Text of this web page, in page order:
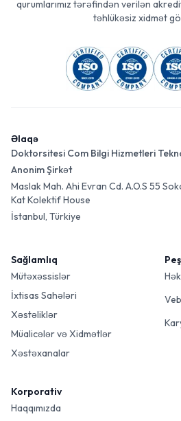
qurumlarımız tərəfindən verilən
təhlükəsiz xidmət
Əlaqə
Doktorsitesi Com Bilgi Hizmetleri
Anonim Şirkət
Maslak Mah. Ahi Evran Cd. A.O.S 55
Kat Kolektif House
İstanbul, Türkiye
Sağlamlıq
Mütəxəssislər
İxtisas Sahələri
Xəstəliklər
Müalicələr və Xidmətlər
Xəstəxanalar
Korporativ
Haqqımızda